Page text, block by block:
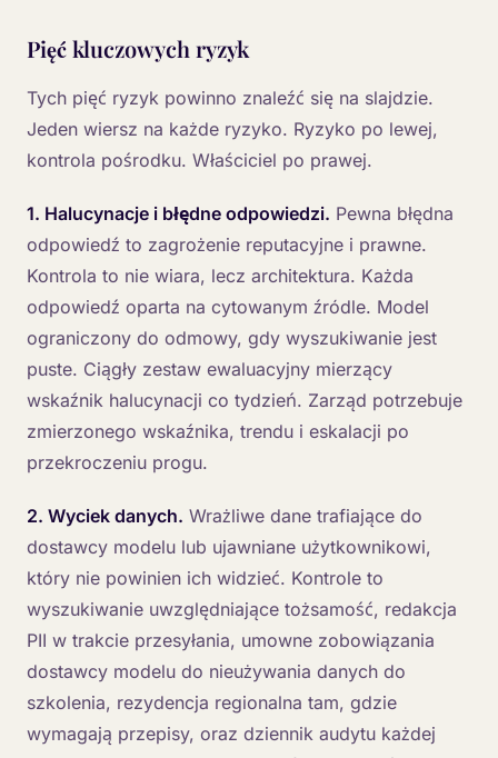
Pięć kluczowych ryzyk
Tych pięć ryzyk powinno znaleźć się na slajdzie.
Jeden wiersz na każde ryzyko. Ryzyko po lewej,
kontrola pośrodku. Właściciel po prawej.
1. Halucynacje i błędne odpowiedzi. Pewna błędna
odpowiedź to zagrożenie reputacyjne i prawne.
Kontrola to nie wiara, lecz architektura. Każda
odpowiedź oparta na cytowanym źródle. Model
ograniczony do odmowy, gdy wyszukiwanie jest
puste. Ciągły zestaw ewaluacyjny mierzący
wskaźnik halucynacji co tydzień. Zarząd potrzebuje
zmierzonego wskaźnika, trendu i eskalacji po
przekroczeniu progu.
2. Wyciek danych. Wrażliwe dane trafiające do
dostawcy modelu lub ujawniane użytkownikowi,
który nie powinien ich widzieć. Kontrole to
wyszukiwanie uwzględniające tożsamość, redakcja
PII w trakcie przesyłania, umowne zobowiązania
dostawcy modelu do nieużywania danych do
szkolenia, rezydencja regionalna tam, gdzie
wymagają przepisy, oraz dziennik audytu każdej